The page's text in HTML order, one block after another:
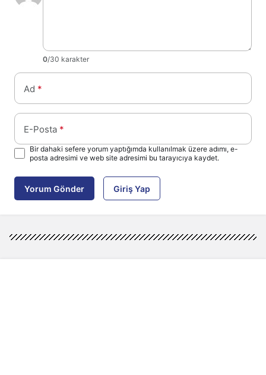
0/30 karakter
Ad *
E-Posta *
Bir dahaki sefere yorum yaptığımda kullanılmak üzere adımı, e-
posta adresimi ve web site adresimi bu tarayıcıya kaydet.
Yorum Gönder Giriş Yap